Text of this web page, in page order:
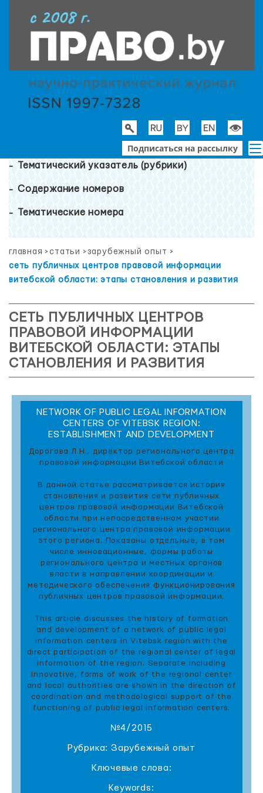
Подписаться на рассылку
Тематический указатель (рубрики)
Содержание номеров
Тематические номера
главная >статьи > зарубежный опыт >
сеть публичных центров правовой информации
витебской области: этапы становления и развития
СЕТЬ ПУБЛИЧНЫХ ЦЕНТРОВ
ПРАВОВОЙ ИНФОРМАЦИИ
ВИТЕБСКОЙ ОБЛАСТИ: ЭТАПЫ
СТАНОВЛЕНИЯ И РАЗВИТИЯ
NETWORK OF PUBLIC LEGAL INFORMATION
CENTERS OF VITEBSK REGION:
ESTABLISHMENT AND DEVELOPMENT
Дорогова Л.Н., директор регионального центра
правовой информации Витебской области
В данной статье рассматривается история
становления и развития сети публичных
центров правовой информации Витебской
области при непосредственном участии
регионального центра правовой информации
этого региона. Показаны отдельные, в том
числе инновационные, формы работы
регионального центра и местных органов
власти в направлении координации и
методического обеспечения функционирования
публичных центров правовой информации.
This article discusses the history of formation
and development of a network of public legal
information centers in Vitebsk region with the
direct participation of the regional center of legal
information of the region. Separate including
innovative, forms of work of the regional center
and local authorities are shown in the direction of
coordination and methodological support of the
functioning of public legal information centers.
№4/2015
Рубрика: Зарубежный опыт
Ключевые слова:
Keywords: